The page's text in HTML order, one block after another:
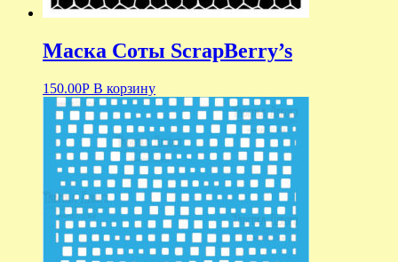
Маска Соты ScrapBerry’s
150.00Р В корзину